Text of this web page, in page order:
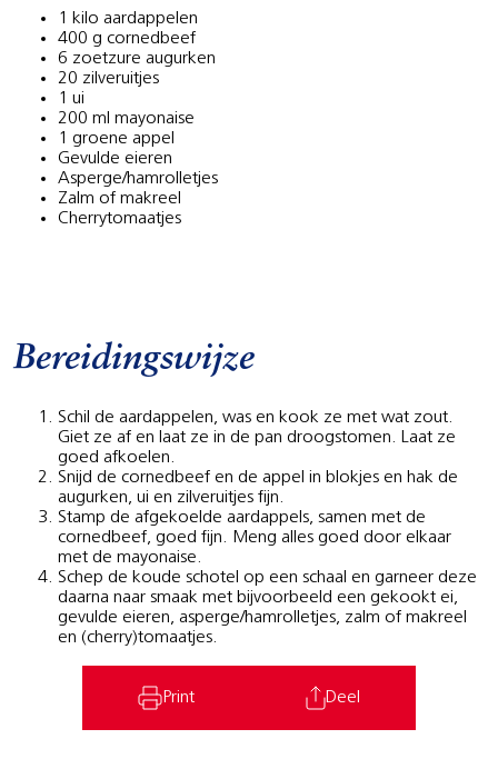
1 kilo aardappelen
400 g cornedbeef
6 zoetzure augurken
20 zilveruitjes
1 ui
200 ml mayonaise
1 groene appel
Gevulde eieren
Asperge/hamrolletjes
Zalm of makreel
Cherrytomaatjes
Bereidingswijze
Schil de aardappelen, was en kook ze met wat zout.
Giet ze af en laat ze in de pan droogstomen. Laat ze
goed afkoelen.
Snijd de cornedbeef en de appel in blokjes en hak de
augurken, ui en zilveruitjes fijn.
Stamp de afgekoelde aardappels, samen met de
cornedbeef, goed fijn. Meng alles goed door elkaar
met de mayonaise.
Schep de koude schotel op een schaal en garneer deze
daarna naar smaak met bijvoorbeeld een gekookt ei,
gevulde eieren, asperge/hamrolletjes, zalm of makreel
en (cherry)tomaatjes.
Print Deel